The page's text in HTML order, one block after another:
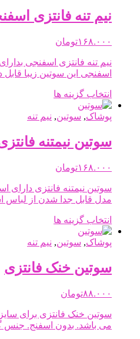
مختلفی
می
ممکن
است
محصول
انتخاب
نیم تنه فانتزی
۱۶۸.۰۰۰تومان
نیم تنه فانتزی اسفنجی
اسفنجی این سوتین زیبا
انتخاب گزینه ها
دارای
مختلفی
می
ها
ممکن
است
صفحه
محصول
انتخاب
شوند
پوشاک, سوتین, نیم تنه
سوتین نیمتنه
۱۶۸.۰۰۰تومان
سوتین نیمتنه فانتزی
مدل قابل جدا شدن از لباس
انتخاب گزینه ها
دارای
مختلفی
می
ممکن
است
پوشاک, سوتین, نیم تنه
سوتین خنک فانتزی
۸۸.۰۰۰تومان
می باشد. بدون اسفنج. جنس